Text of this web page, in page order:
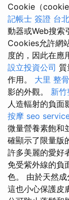
Cookie（cookie
記帳士 簽證 台
動器或Web搜索
Cookies允許網
度的，因此在應
設立投資公司
作用。 大里 整骨
影的外觀。 新
人造輻射的負面
按摩 seo
微量營養素飽和
確顯示了限量版
許多美麗的愛好
免受紫外線的負
色。 由於天然成
這也小心保護皮